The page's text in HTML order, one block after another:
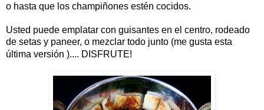
o hasta que los champiñones estén cocidos.
Usted puede emplatar con guisantes en el centro, rodeado
de setas y paneer, o mezclar todo junto (me gusta esta
última versión ).... DISFRUTE!